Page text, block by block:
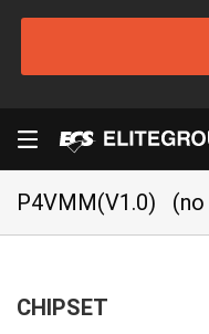
P4VMM(V1.0)
CHIPSET